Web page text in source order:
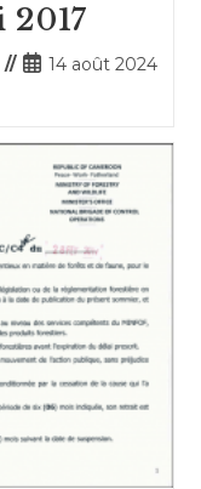
Publication
14 août 2024